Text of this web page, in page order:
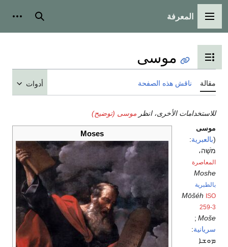
القائمة الرئيسية
المعرفة بحث
تبديل عرض جدول المحتويات
موسى
مقالة ناقش هذه الصفحة أدوات
للاستخدامات الأخرى، انظر موسى (توضيح)
Moses
موسى
(بالعبرية:
מֹשֶׁה
المعاصرة
Moshe
بالطبرية
Mōšéh ISO
259-3
Moše
;
سريانية:
ܡܘܫܐ